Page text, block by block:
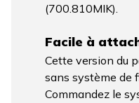
(700.810MIK).
Facile à
Cette version du
sans système de
Commandez le